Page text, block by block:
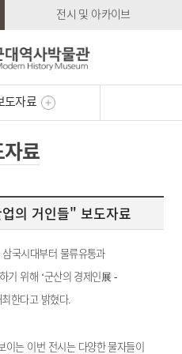
전시 및 아카이브
도자료
료
의 거인들" 보도자료
국시대부터 물류유통과
기 위해 ‘군산의 경제인展 -
한다고 밝혔다.
이는 이번 전시는 다양한 물자들이